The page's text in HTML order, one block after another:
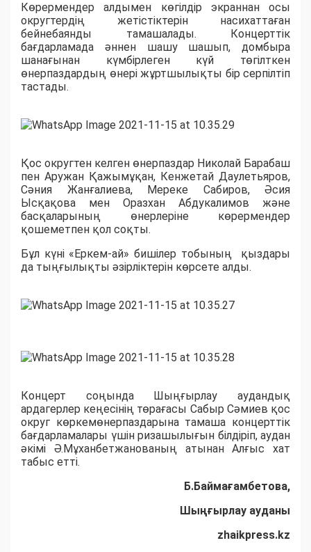
Көрермендер алдымен көгілдір экраннан осы
округтердің жетістіктерін насихаттаған
бейнебаянды тамашалады. Концерттік
бағдарламада әннен шашу шашып, домбыра
шанағынан күмбірлеген күй төгілткен
өнерпаздардың өнері жұртшылықты бір серпілтіп
тастады.
Қос округтен келген өнерпаздар Николай Барабаш
пен Аружан Қажымұқан, Кенжетай Даулетьяров,
Сәния Жанғалиева, Мереке Сабиров, Әсия
Ысқақова мен Оразхан Абдукалимов және
басқаларының өнерлеріне көрермендер
қошеметпен қол соқты.
Бұл күні «Еркем-ай» бишілер тобының қыздары
да тыңғылықты әзірліктерін көрсете алды.
Концерт соңында Шыңғырлау аудандық
ардагерлер кеңесінің төрағасы Сабыр Сәмиев қос
округ көркемөнерпаздарына тамаша концерттік
бағдарламалары үшін ризашылығын білдіріп, аудан
әкімі Ә.Мұханбетжанованың атынан Алғыс хат
табыс етті.
Б.Баймағамбетова,
Шыңғырлау ауданы
zhaikpress.kz